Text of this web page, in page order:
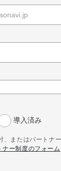
導入済み
またはパートナ
ナー制度のフォーム